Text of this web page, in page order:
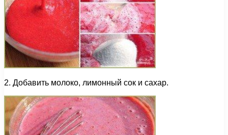
2. Добавить молоко, лимонный сок и сахар.